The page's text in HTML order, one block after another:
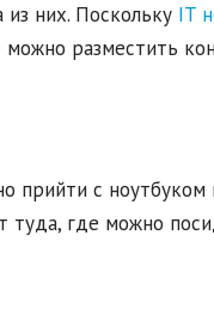
них. Поскольку IT
разместить
прийти с ноутбуком
где можно